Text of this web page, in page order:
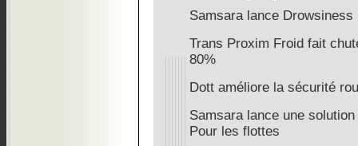
Samsara lance Drowsiness
Trans Proxim Froid fait
80%
Dott améliore la sécurité
Samsara lance une
Pour les flottes